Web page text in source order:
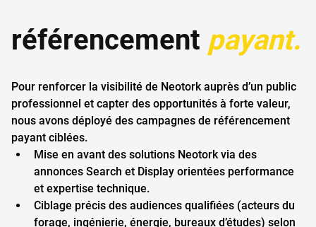
référencement payant.
Pour renforcer la visibilité de Neotork auprès d’un public
professionnel et capter des opportunités à forte valeur,
nous avons déployé des campagnes de référencement
payant ciblées.
Mise en avant des solutions Neotork via des
annonces Search et Display orientées performance
et expertise technique.
Ciblage précis des audiences qualifiées (acteurs du
forage, ingénierie, énergie, bureaux d’études) selon